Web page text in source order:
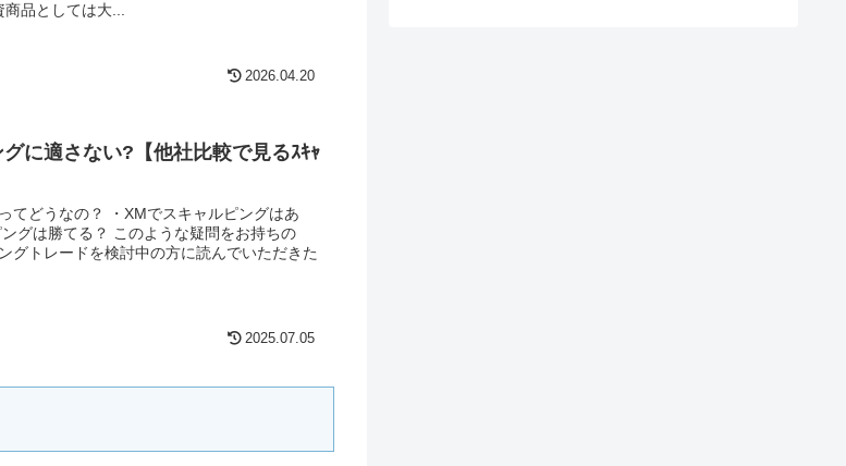
品としては大...
2026.04.20
に適さない?【他社比較で見るｽｷｬ
てどうなの？ ・XMでスキャルピングはあ
グは勝てる？ このような疑問をお持ちの
グトレードを検討中の方に読んでいただきた
2025.07.05